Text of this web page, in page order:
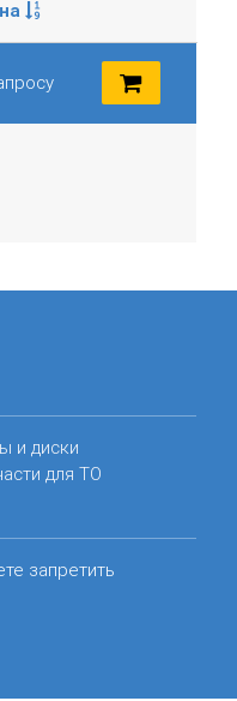
и диски
для ТО
запретить